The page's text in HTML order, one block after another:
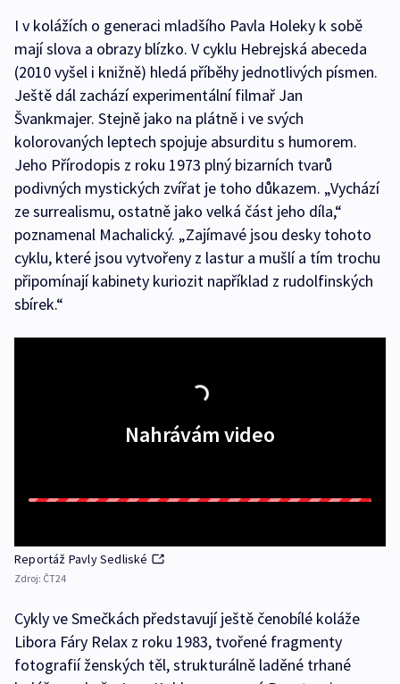
I v kolážích o generaci mladšího Pavla Holeky k sobě
mají slova a obrazy blízko. V cyklu Hebrejská abeceda
(2010 vyšel i knižně) hledá příběhy jednotlivých písmen.
Ještě dál zachází experimentální filmař Jan
Švankmajer. Stejně jako na plátně i ve svých
kolorovaných leptech spojuje absurditu s humorem.
Jeho Přírodopis z roku 1973 plný bizarních tvarů
podivných mystických zvířat je toho důkazem. „Vychází
ze surrealismu, ostatně jako velká část jeho díla,“
poznamenal Machalický. „Zajímavé jsou desky tohoto
cyklu, které jsou vytvořeny z lastur a mušlí a tím trochu
připomínají kabinety kuriozit například z rudolfinských
sbírek.“
Nahrávám video
Reportáž Pavly Sedliské
Zdroj: ČT24
Cykly ve Smečkách představují ještě čenobílé koláže
Libora Fáry Relax z roku 1983, tvořené fragmenty
fotografií ženských těl, strukturálně laděné trhané